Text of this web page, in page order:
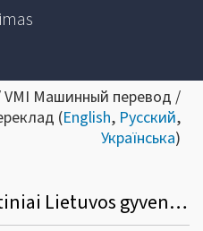
VMI Машинный перевод /
(English, Русский,
Українська)
Kuriais atvejais nuolatiniai Lietuvos gyventojai privalo deklaruoti 2021 - 2025 metų pajamas?